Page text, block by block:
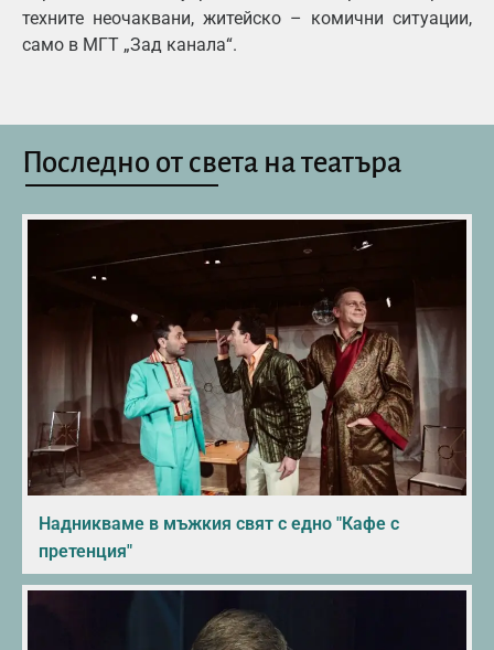
техните неочаквани, житейско – комични ситуации,
само в МГТ „Зад канала“.
Последно от света на театъра
Надникваме в мъжкия свят с едно "Кафе с
претенция"